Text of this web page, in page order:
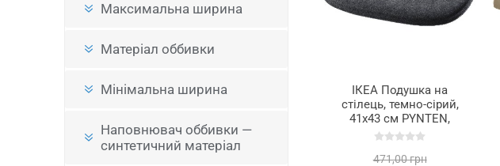
Максимальна ширина
Матеріал оббивки
Мінімальна ширина
Наповнювач оббивки —
синтетичний матеріал
ІКЕА Подушка на
стілець, темно-сірий,
41x43 см PYNTEN,
304.732.05
471,00 грн